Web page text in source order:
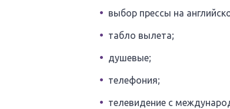
выбор прессы на
табло вылета;
душевые;
телефония;
телевидение с